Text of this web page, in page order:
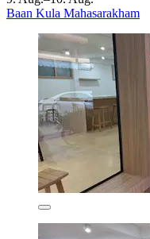
Baan Kula Mahasarakham